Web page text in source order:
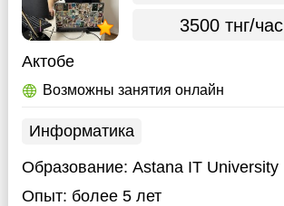
3500 тнг/час
Актобе
Возможны занятия онлайн
Информатика
Образование: Astana IT University
Опыт: более 5 лет